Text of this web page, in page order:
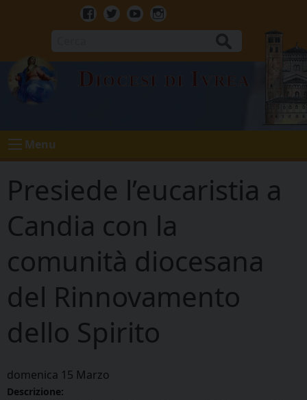
Facebook
TwitterYoutubeInstagram
Diocesi di Ivrea
Menu
Presiede l’eucaristia a
Candia con la
comunità diocesana
del Rinnovamento
dello Spirito
domenica 15 Marzo
Descrizione: